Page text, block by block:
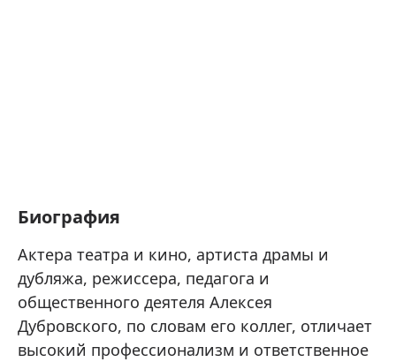
Биография
Актера театра и кино, артиста драмы и
дубляжа, режиссера, педагога и
общественного деятеля Алексея
Дубровского, по словам его коллег, отличает
высокий профессионализм и ответственное